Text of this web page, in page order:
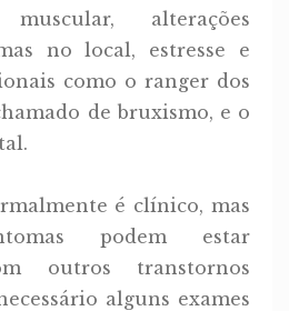
alterações
no local, estresse e
como o ranger dos
de bruxismo, e o
é clínico, mas
podem estar
outros transtornos
alguns exames